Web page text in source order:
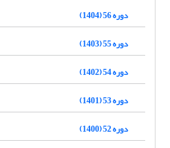
دوره 56 (1404)
دوره 55 (1403)
دوره 54 (1402)
دوره 53 (1401)
دوره 52 (1400)